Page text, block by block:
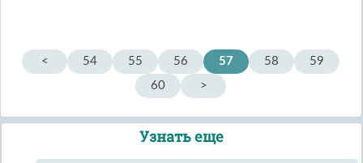
< 54 55 56 57 58
59
60
>
Узнать еще